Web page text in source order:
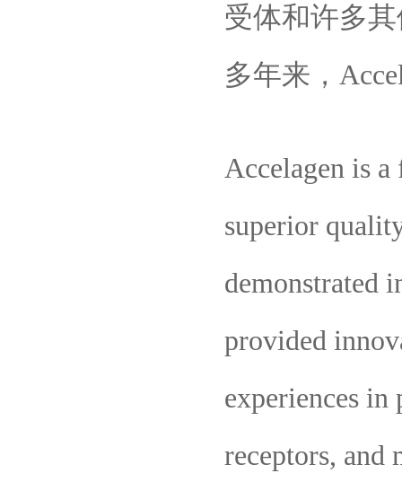
受体和许多
多年来，
Accelagen is
superior
demonstrated
provided
experiences in
receptors, and